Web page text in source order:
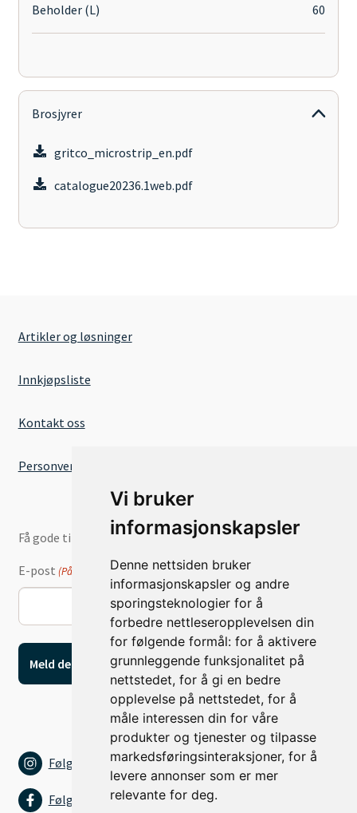
Vi bruker
informasjonskapsler
Denne nettsiden bruker
informasjonskapsler og andre
sporingsteknologier for å
forbedre nettleseropplevelsen din
for følgende formål: for å aktivere
grunnleggende funksjonalitet på
nettstedet, for å gi en bedre
opplevelse på nettstedet, for å
måle interessen din for våre
produkter og tjenester og tilpasse
markedsføringsinteraksjoner, for å
levere annonser som er mer
relevante for deg.
Beholder (L) 60
Brosjyrer
gritco_microstrip_en.pdf
catalogue20236.1web.pdf
Artikler og løsninger
Innkjøpsliste
Kontakt oss
Personvernserklæring
Få gode tilbud og nyheter på e-post
E-post (Påkrevd)
Følg oss på Instagram
Følg oss på Facebook